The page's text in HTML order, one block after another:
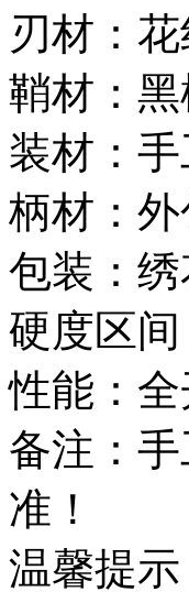
刃材：
鞘材：黑
装材：
柄材：
包装：
硬度区
性能：
备注：
准！
温馨提